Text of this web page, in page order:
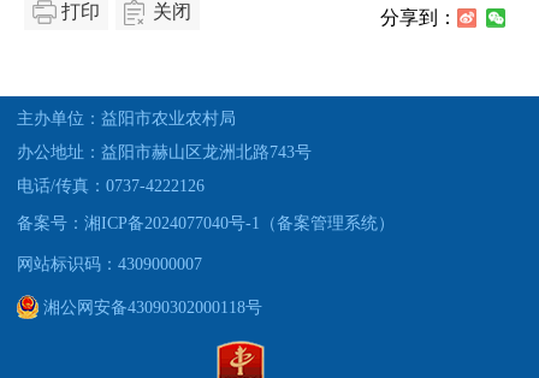
打印 关闭 分享到：
主办单位：益阳市农业农村局
办公地址：益阳市赫山区龙洲北路743号
电话/传真：0737-4222126
备案号：湘ICP备2024077040号-1（备案管理系统）
网站标识码：4309000007
湘公网安备43090302000118号